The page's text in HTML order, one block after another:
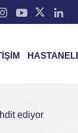
ediyor